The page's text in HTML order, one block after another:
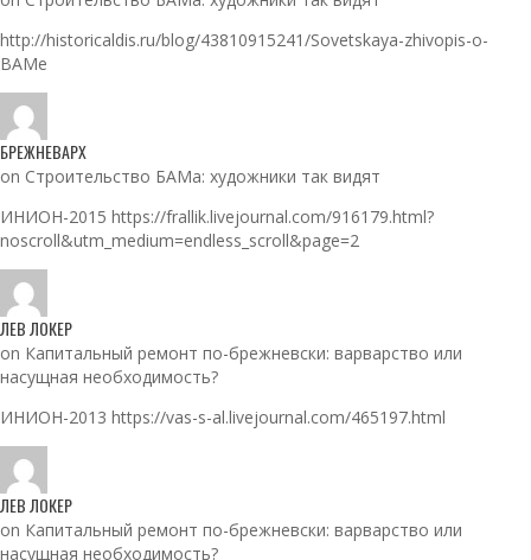
http://historicaldis.ru/blog/43810915241/Sovetskaya-zhivopis-o-
BAMe
БРЕЖНЕВАРХ
on Строительство БАМа: художники так видят
ИНИОН-2015 https://frallik.livejournal.com/916179.html?
noscroll&utm_medium=endless_scroll&page=2
ЛЕВ ЛОКЕР
on Капитальный ремонт по-брежневски: варварство или
насущная необходимость?
ИНИОН-2013 https://vas-s-al.livejournal.com/465197.html
ЛЕВ ЛОКЕР
on Капитальный ремонт по-брежневски: варварство или
насущная необходимость?